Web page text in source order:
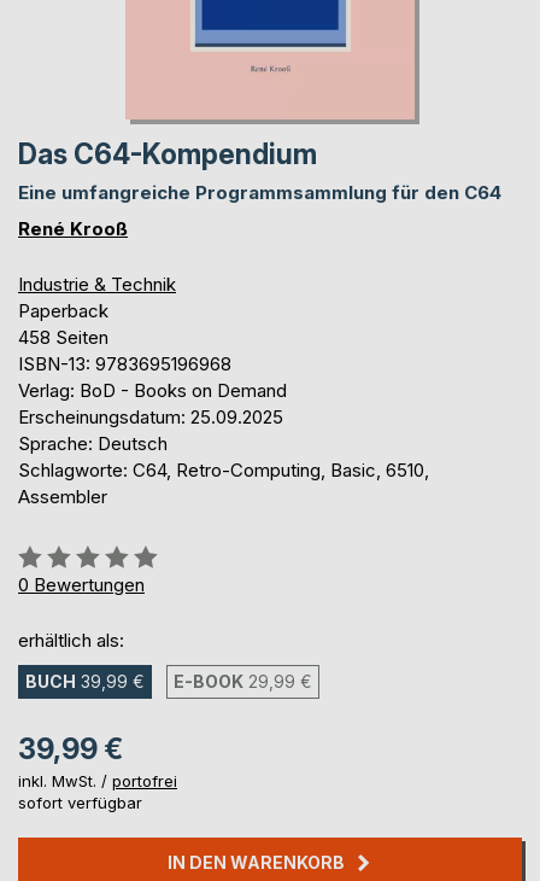
Das C64-Kompendium
Eine umfangreiche Programmsammlung für den C64
René Krooß
Industrie & Technik
Paperback
458 Seiten
ISBN-13: 9783695196968
Verlag: BoD - Books on Demand
Erscheinungsdatum: 25.09.2025
Sprache: Deutsch
Schlagworte: C64, Retro-Computing, Basic, 6510,
Assembler
Bewertung::
0%
0 Bewertungen
erhältlich als:
BUCH 39,99 € E-BOOK 29,99 €
39,99 €
inkl. MwSt. / portofrei
sofort verfügbar
IN DEN WARENKORB